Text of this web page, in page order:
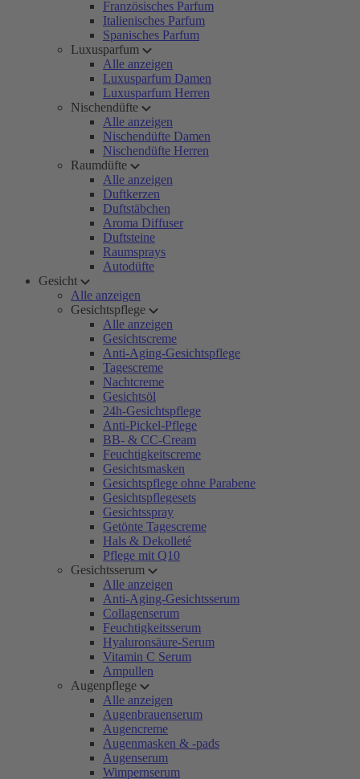
Französisches Parfum
Italienisches Parfum
Spanisches Parfum
Luxusparfum
Alle anzeigen
Luxusparfum Damen
Luxusparfum Herren
Nischendüfte
Alle anzeigen
Nischendüfte Damen
Nischendüfte Herren
Raumdüfte
Alle anzeigen
Duftkerzen
Duftstäbchen
Aroma Diffuser
Duftsteine
Raumsprays
Autodüfte
Gesicht
Alle anzeigen
Gesichtspflege
Alle anzeigen
Gesichtscreme
Anti-Aging-Gesichtspflege
Tagescreme
Nachtcreme
Gesichtsöl
24h-Gesichtspflege
Anti-Pickel-Pflege
BB- & CC-Cream
Feuchtigkeitscreme
Gesichtsmasken
Gesichtspflege ohne Parabene
Gesichtspflegesets
Gesichtsspray
Getönte Tagescreme
Hals & Dekolleté
Pflege mit Q10
Gesichtsserum
Alle anzeigen
Anti-Aging-Gesichtsserum
Collagenserum
Feuchtigkeitsserum
Hyaluronsäure-Serum
Vitamin C Serum
Ampullen
Augenpflege
Alle anzeigen
Augenbrauenserum
Augencreme
Augenmasken & -pads
Augenserum
Wimpernserum